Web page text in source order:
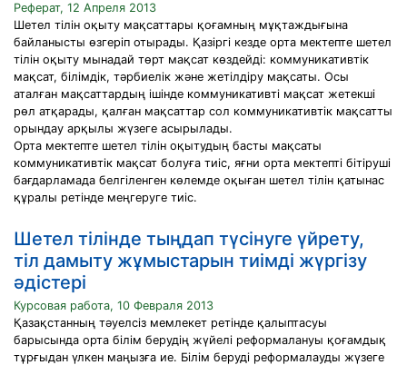
Реферат, 12 Апреля 2013
Шетел тілін оқыту мақсаттары қоғамның мұқтаждығына
байланысты өзгеріп отырады. Қазіргі кезде орта мектепте шетел
тілін оқыту мынадай төрт мақсат көздейді: коммуникативтік
мақсат, білімдік, тәрбиелік және жетілдіру мақсаты. Осы
аталған мақсаттардың ішінде коммуникативті мақсат жетекші
рөл атқарады, қалған мақсаттар сол коммуникативтік мақсатты
орындау арқылы жүзеге асырылады.
Орта мектепте шетел тілін оқытудың басты мақсаты
коммуникативтік мақсат болуға тиіс, яғни орта мектепті бітіруші
бағдарламада белгіленген көлемде оқыған шетел тілін қатынас
құралы ретінде меңгеруге тиіс.
Шетел тілінде тыңдап түсінуге үйрету,
тіл дамыту жұмыстарын тиімді жүргізу
әдістері
Курсовая работа, 10 Февраля 2013
Қазақстанның тәуелсіз мемлекет ретінде қалыптасуы
барысында орта білім берудің жүйелі реформалануы қоғамдық
тұрғыдан үлкен маңызға ие. Білім беруді реформалауды жүзеге